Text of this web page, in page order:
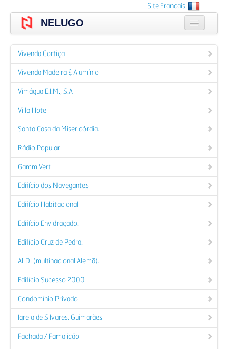
to
main
content
Site Francais
NELUGO
A empresa
Produtos
Catálogos
Portfólio
Orçamento
Contactos
Login
Vivenda Cortiça
Vivenda Madeira & Alumínio
Vimágua E.I.M., S.A
Villa Hotel
Santa Casa da Misericórdia.
Rádio Popular
Gamm Vert
Edifício dos Navegantes
Edifício Habitacional
Edifício Envidraçado.
Edifício Cruz de Pedra.
ALDI (multinacional Alemã).
Edifício Sucesso 2000
Condomínio Privado
Igreja de Silvares, Guimarães
Fachada / Famalicão